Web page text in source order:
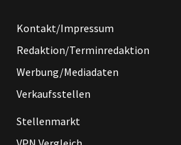
Kontakt/Impressum
Redaktion/Terminredaktion
Werbung/Mediadaten
Verkaufsstellen
Stellenmarkt